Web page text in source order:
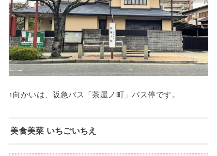
↑向かいは、阪急バス「茶屋ノ町」バス停です。
美食美菜 いちごいちえ